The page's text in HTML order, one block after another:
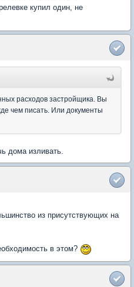
купил один, не
расходов застройщика. Вы
чем писать. Или документы
дома изливать.
из присутствующих на
в этом?